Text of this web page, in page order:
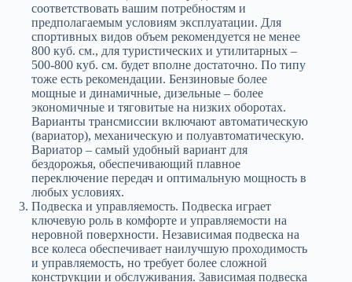
соответствовать вашим потребностям и
предполагаемым условиям эксплуатации. Для
спортивных видов объем рекомендуется не менее
800 куб. см., для туристических и утилитарных –
500-800 куб. см. будет вполне достаточно. По типу
тоже есть рекомендации. Бензиновые более
мощные и динамичные, дизельные – более
экономичные и тяговитые на низких оборотах.
Варианты трансмиссии включают автоматическую
(вариатор), механическую и полуавтоматическую.
Вариатор – самый удобный вариант для
бездорожья, обеспечивающий плавное
переключение передач и оптимальную мощность в
любых условиях.
Подвеска и управляемость. Подвеска играет
ключевую роль в комфорте и управляемости на
неровной поверхности. Независимая подвеска на
все колеса обеспечивает наилучшую проходимость
и управляемость, но требует более сложной
конструкции и обслуживания. Зависимая подвеска